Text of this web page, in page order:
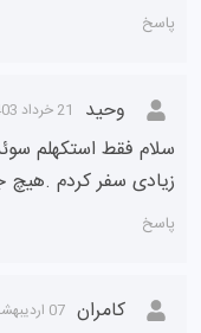
پاسخ
وحید 21 خرداد 1403
سلام فقط استکهلم
زیادی سفر کردم .هیچ
پاسخ
کامران 07 اردیبهشت 1403